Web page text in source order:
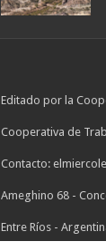
Editado por la
Cooperativa de
Contacto:
Ameghino 68 -
Entre Ríos -